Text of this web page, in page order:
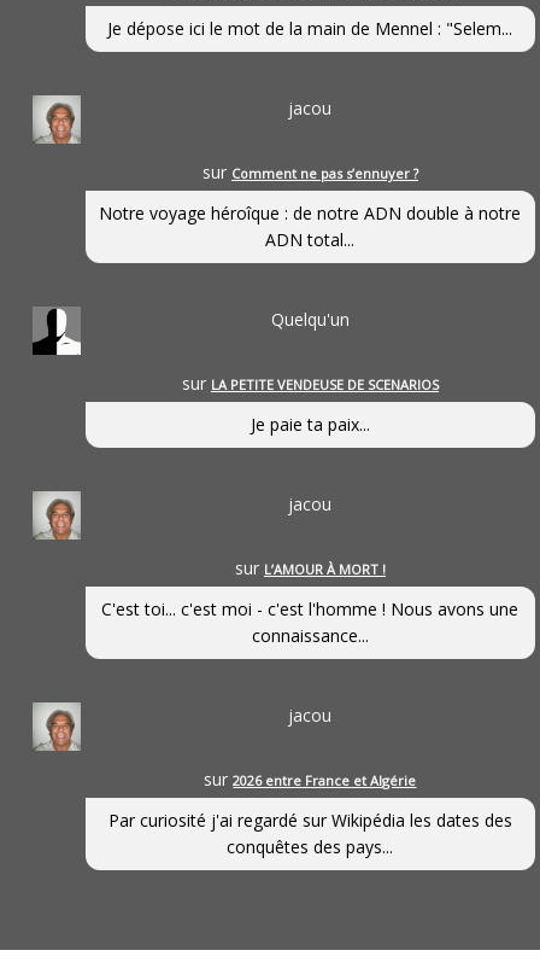
Je dépose ici le mot de la main de Mennel : "Selem...
jacou
sur Comment ne pas s’ennuyer ?
Notre voyage héroîque : de notre ADN double à notre
ADN total...
Quelqu'un
sur LA PETITE VENDEUSE DE SCENARIOS
Je paie ta paix...
jacou
sur L’AMOUR À MORT !
C'est toi... c'est moi - c'est l'homme ! Nous avons une
connaissance...
jacou
sur2026 entre France et Algérie
Par curiosité j'ai regardé sur Wikipédia les dates des
conquêtes des pays...